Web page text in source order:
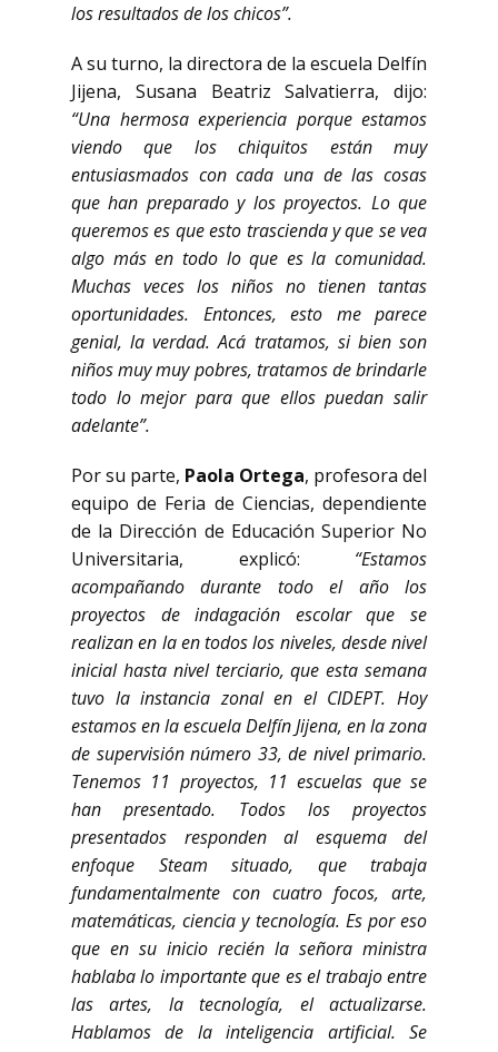
los resultados de los chicos”.
A su turno, la directora de la escuela Delfín
Jijena, Susana Beatriz Salvatierra, dijo:
“Una hermosa experiencia porque estamos
viendo que los chiquitos están muy
entusiasmados con cada una de las cosas
que han preparado y los proyectos. Lo que
queremos es que esto trascienda y que se vea
algo más en todo lo que es la comunidad.
Muchas veces los niños no tienen tantas
oportunidades. Entonces, esto me parece
genial, la verdad. Acá tratamos, si bien son
niños muy muy pobres, tratamos de brindarle
todo lo mejor para que ellos puedan salir
adelante”.
Por su parte, Paola Ortega, profesora del
equipo de Feria de Ciencias, dependiente
de la Dirección de Educación Superior No
Universitaria, explicó: “Estamos
acompañando durante todo el año los
proyectos de indagación escolar que se
realizan en la en todos los niveles, desde nivel
inicial hasta nivel terciario, que esta semana
tuvo la instancia zonal en el CIDEPT. Hoy
estamos en la escuela Delfín Jijena, en la zona
de supervisión número 33, de nivel primario.
Tenemos 11 proyectos, 11 escuelas que se
han presentado. Todos los proyectos
presentados responden al esquema del
enfoque Steam situado, que trabaja
fundamentalmente con cuatro focos, arte,
matemáticas, ciencia y tecnología. Es por eso
que en su inicio recién la señora ministra
hablaba lo importante que es el trabajo entre
las artes, la tecnología, el actualizarse.
Hablamos de la inteligencia artificial. Se